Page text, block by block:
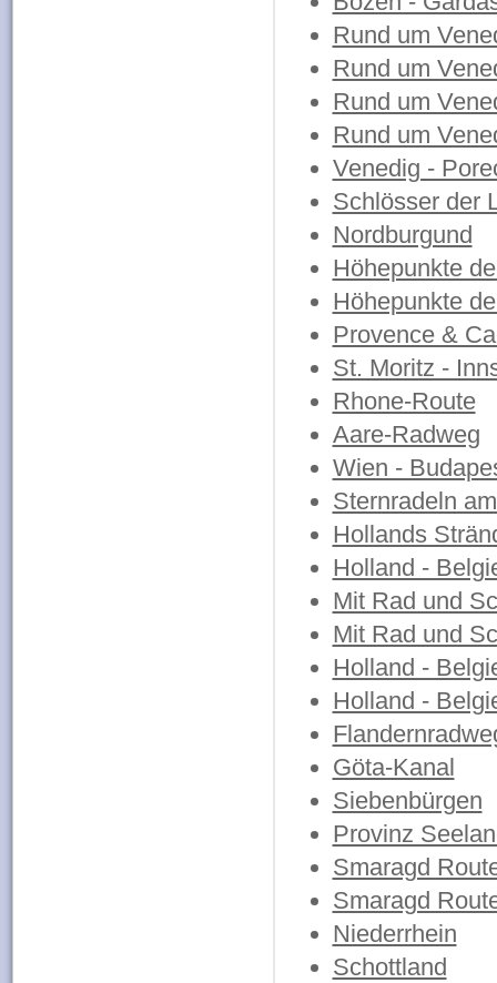
Rund um
Rund um
Rund um
Rund um
Venedig -
Schlösser der
Nordburgund
Höhepunkte
Höhepunkte
Provence &
St. Moritz -
Rhone-Route
Aare-Radweg
Wien -
Sternradeln
Hollands
Holland -
Mit Rad und
Mit Rad und
Holland -
Holland -
Göta-Kanal
Siebenbürgen
Provinz
Smaragd
Smaragd
Niederrhein
Schottland